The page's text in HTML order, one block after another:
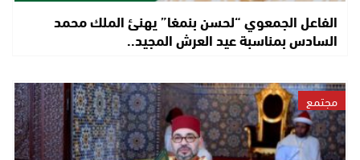
الفاعل الجمعوي “لحسن بنمغا” يهنئ الملك محمد
السادس بمناسبة عيد العرش المجيد..
مجتمع